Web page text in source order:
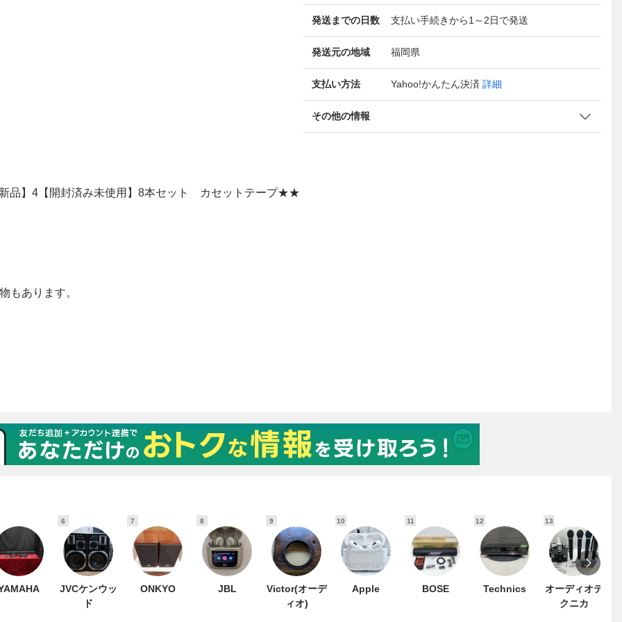
発送までの日数 支払い手続きから1～2日で発送
発送元の地域 福岡県
支払い方法 Yahoo!かんたん決済 詳細
その他の情報
6
JVCケンウッ
ド
7
ONKYO
8
JBL
9
Victor(オーデ
ィオ)
10
Apple
11
BOSE
12
Technics
13
オーディオテ
クニカ